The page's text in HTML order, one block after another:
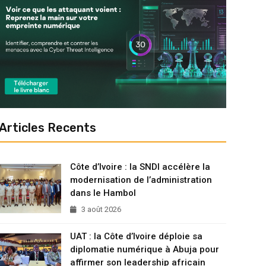
Recents
Côte d’Ivoire : la SNDI accélère la
modernisation de l’administration
dans le Hambol
3 août 2026
UAT : la Côte d’Ivoire déploie sa
diplomatie numérique à Abuja pour
affirmer son leadership africain